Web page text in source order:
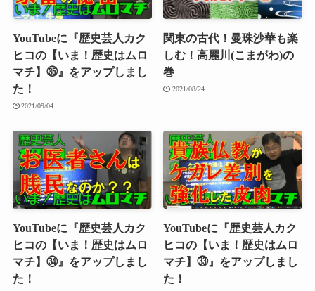
YouTubeに『歴史芸人カク
ヒコの【いま！歴史はムロ
マチ】㉟』をアップしまし
た！
2021/09/04
関東の古代！曼珠沙華も楽
しむ！高麗川(こまがわ)の
巻
2021/08/24
YouTubeに『歴史芸人カク
ヒコの【いま！歴史はムロ
マチ】㉞』をアップしまし
た！
YouTubeに『歴史芸人カク
ヒコの【いま！歴史はムロ
マチ】㉝』をアップしまし
た！